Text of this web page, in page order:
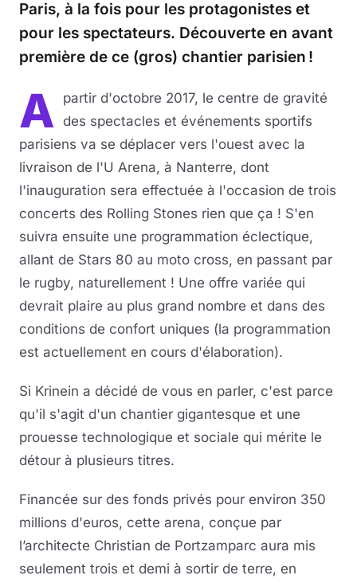
Jeux vidéo
Jeux de société
Musique
Sciences & Tech
Forum
Paris, à la fois pour les protagonistes et
pour les spectateurs. Découverte en avant
première de ce (gros) chantier parisien !
A partir d'octobre 2017, le centre de gravité
des spectacles et événements sportifs
parisiens va se déplacer vers l'ouest avec la
livraison de l'U Arena, à Nanterre, dont
l'inauguration sera effectuée à l'occasion de trois
concerts des Rolling Stones rien que ça ! S'en
suivra ensuite une programmation éclectique,
allant de Stars 80 au moto cross, en passant par
le rugby, naturellement ! Une offre variée qui
devrait plaire au plus grand nombre et dans des
conditions de confort uniques (la programmation
est actuellement en cours d'élaboration).
Si Krinein a décidé de vous en parler, c'est parce
qu'il s'agit d'un chantier gigantesque et une
prouesse technologique et sociale qui mérite le
détour à plusieurs titres.
Financée sur des fonds privés pour environ 350
millions d'euros, cette arena, conçue par
l’architecte Christian de Portzamparc aura mis
seulement trois et demi à sortir de terre, en